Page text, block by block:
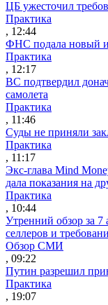
ЦБ ужесточил
Практика
, 12:44
ФНС подала новый
Практика
, 12:17
ВС подтвердил
самолета
Практика
, 11:46
Суды не приняли
Практика
, 11:17
Экс-глава Mind
дала показания на
Практика
, 10:44
Утренний обзор за 7
селлеров и
Обзор СМИ
, 09:22
Путин разрешил
Практика
, 19:07